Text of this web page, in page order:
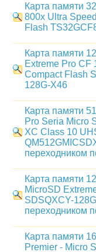
Карта памяти
800x Ultra
Flash
Карта памяти
Extreme Pro CF
Compact Flash
128G-X46
Карта памяти
Pro Seria Micro
XC Class 10
переходником
Карта памяти
MicroSD
SDSQXCY-
переходником
Карта памяти
Premier - Micro